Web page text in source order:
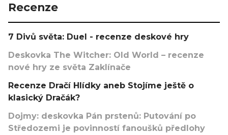
Recenze
7 Divů světa: Duel - recenze deskové hry
Deskovka The Witcher: Old World – recenze
nové hry ze světa Zaklínače
Recenze Dračí Hlídky aneb Stojíme ještě o
klasický Dračák?
Dojmy: deskovka Pán prstenů: Putování po
Středozemi je povinností fanoušků předlohy